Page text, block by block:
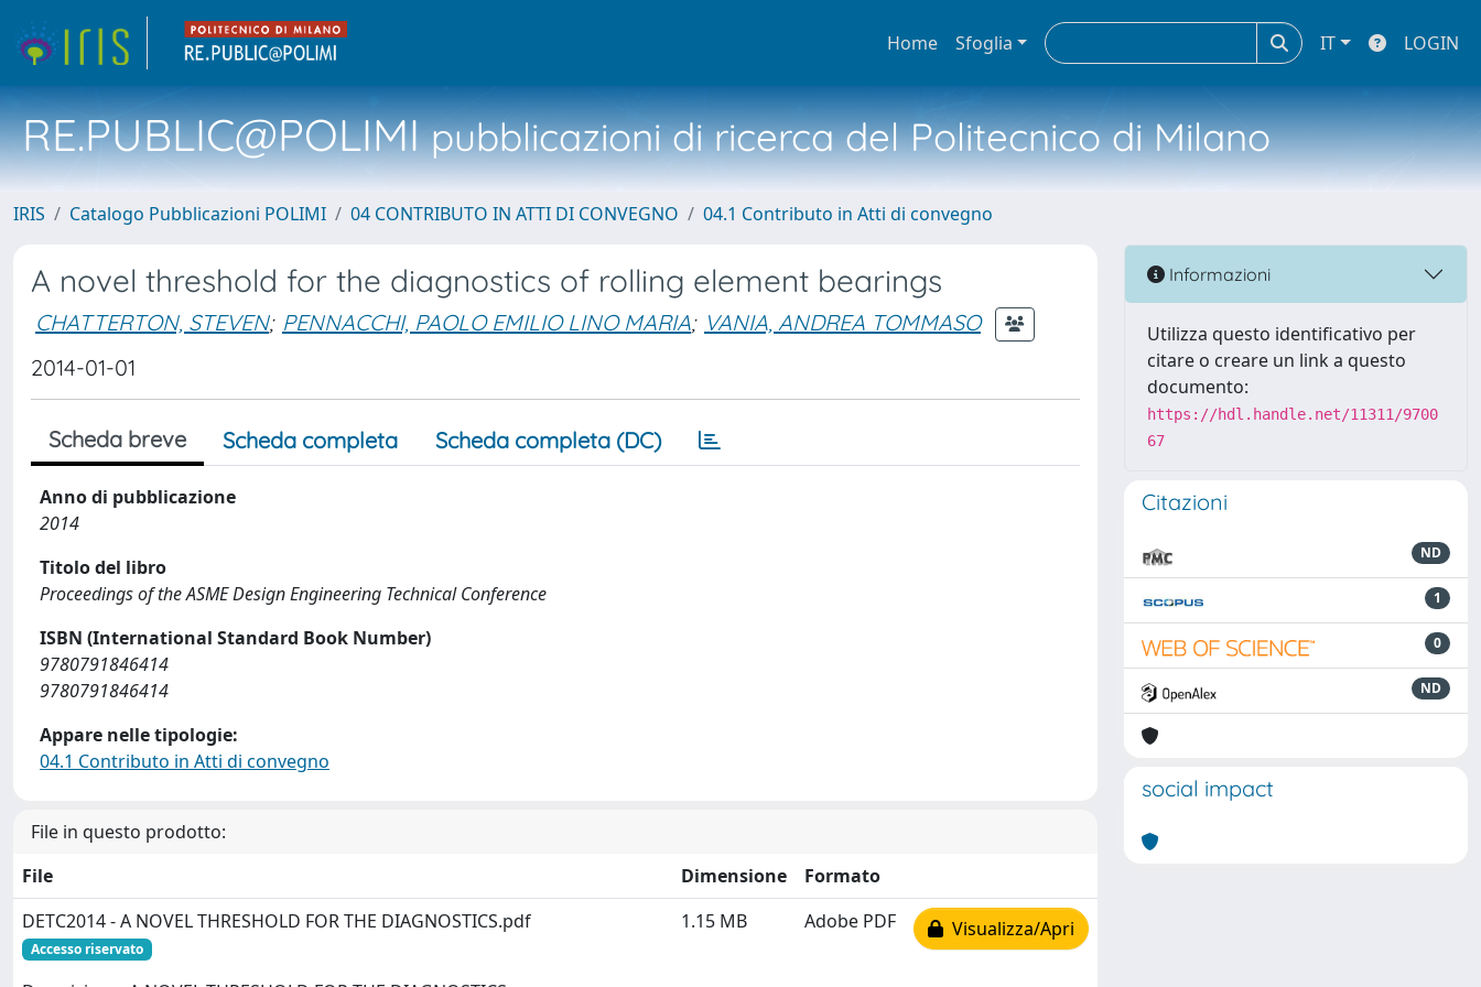
Home Sfoglia IT LOGIN
RE.PUBLIC@POLIMIpubblicazioni di ricerca del Politecnico di Milano
IRIS Catalogo Pubblicazioni POLIMI 04 CONTRIBUTO IN ATTI DI CONVEGNO 04.1 Contributo in Atti di convegno
A novel threshold for the diagnostics of rolling element bearings
CHATTERTON, STEVEN; PENNACCHI, PAOLO EMILIO LINO MARIA; VANIA, ANDREA TOMMASO
2014-01-01
Scheda breve Scheda completa Scheda completa (DC)
Anno di pubblicazione
2014
Titolo del libro
Proceedings of the ASME Design Engineering Technical Conference
ISBN (International Standard Book Number)
9780791846414
9780791846414
Appare nelle tipologie:
04.1 Contributo in Atti di convegno
File in questo prodotto:
File
Dimensione
Formato
DETC2014 - A NOVEL THRESHOLD FOR THE DIAGNOSTICS.pdf
Accesso riservato
1.15 MB Adobe PDF Visualizza/Apri
Informazioni
Utilizza questo identificativo per
citare o creare un link a questo
documento:
https://hdl.handle.net/11311/9700
67
Citazioni
ND
1
0
ND
social impact